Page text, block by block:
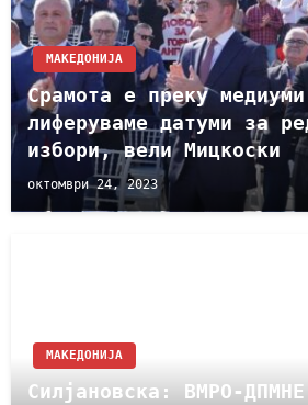
МАКЕДОНИЈА
Срамота е преку
лиферуваме датуми за
избори, вели Мицкоски
октомври 24, 2023
МАКЕДОНИЈА
Силјановска: ВМРО-